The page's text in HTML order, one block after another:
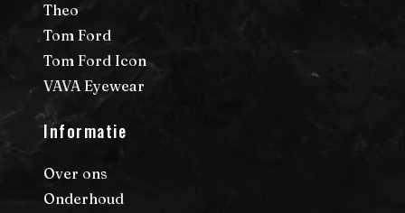
Theo
Tom Ford
Tom Ford Icon
VAVA Eyewear
Informatie
Over ons
Onderhoud